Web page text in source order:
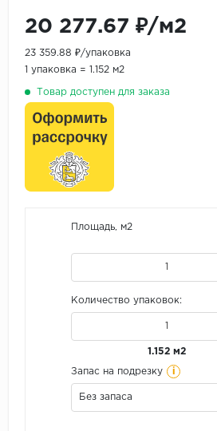
20 277.67 ₽/м2
23 359.88 ₽/упаковка
1 упаковка = 1.152 м2
Товар доступен для заказа
Площадь, м2
Количество упаковок:
1.152 м2
Запас на подрезку i
Без запаса